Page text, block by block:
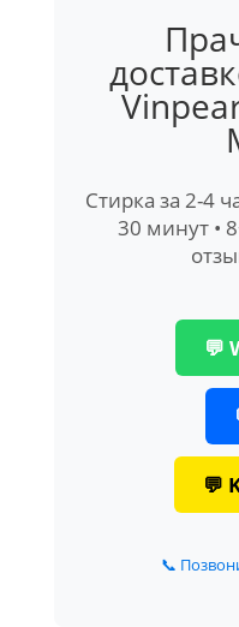
Стирка за 2-4
30 минут •
💬
💬
📞